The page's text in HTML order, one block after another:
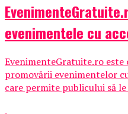
evenimentele cu
EvenimenteGratuite.ro
promovării evenimentelor
care permite publicului să